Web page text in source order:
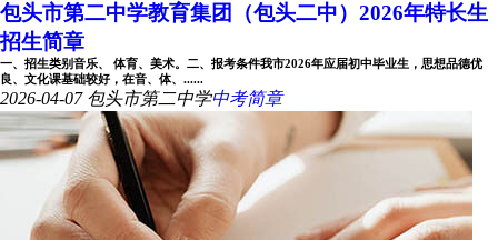
包头市第二中学教育集团（包头二中）2026年特长生
招生简章
一、招生类别音乐、 体育、美术。二、报考条件我市2026年应届初中毕业生，思想品德优
良、文化课基础较好，在音、体、......
2026-04-07 包头市第二中学中考简章